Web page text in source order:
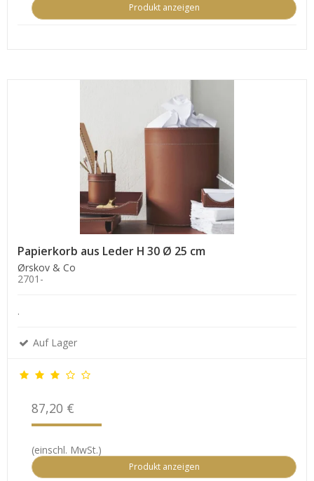
Produkt anzeigen
Papierkorb aus Leder H 30 Ø 25 cm
Ørskov & Co
2701-
.
Auf Lager
87,20 €
(einschl. MwSt.)
Produkt anzeigen